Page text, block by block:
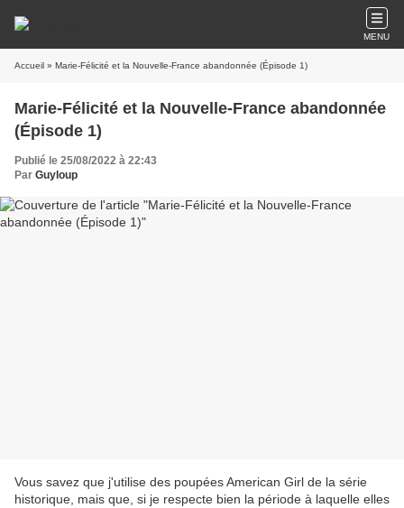
MENU
Accueil » Marie-Félicité et la Nouvelle-France abandonnée (Épisode 1)
Marie-Félicité et la Nouvelle-France abandonnée
(Épisode 1)
Publié le 25/08/2022 à 22:43
Par Guyloup
Vous savez que j'utilise des poupées American Girl de la série
historique, mais que, si je respecte bien la période à laquelle elles